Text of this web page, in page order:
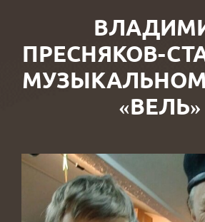
ПРЕСНЯКОВ-
МУЗЫКАЛЬНОМ
«ВЕЛЬ»